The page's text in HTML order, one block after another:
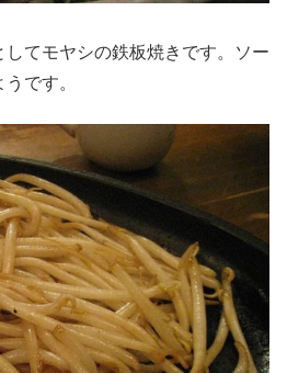
てモヤシの鉄板焼きです。ソー
です。